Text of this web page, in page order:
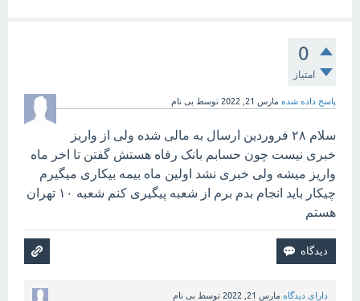
0
امتیاز
پاسخ داده شده مارس 21, 2022 توسط بی نام
سلام ۲۸ فروردین ارسال به مالی شده ولی از واریز
خبری نیست چون حسابم بانک رفاه هستش گفتن تا اخر ماه
واریز میشه ولی خبری نشد اولین ماه بیمه بیکاری میگیرم
چیکار باید انجام بدم برم از شعبه پیگیری کنم شعبه ۱۰ تهران
هستم
دارای دیدگاه مارس 21, 2022 توسط بی نام